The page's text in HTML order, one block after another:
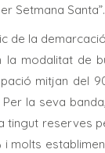
Setmana Santa”.
de la
la modalitat de
mitjan del
la seva
tingut reserves
molts